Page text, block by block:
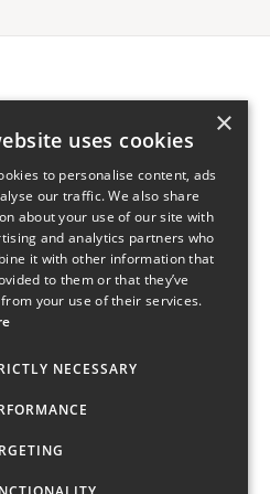
en texturización
a sus
Alimentos
Técnico
×
uses cookies
to personalise content, ads
our traffic. We also share
about your use of our site with
and analytics partners who
it with other information that
to them or that they’ve
your use of their services.
NECESSARY